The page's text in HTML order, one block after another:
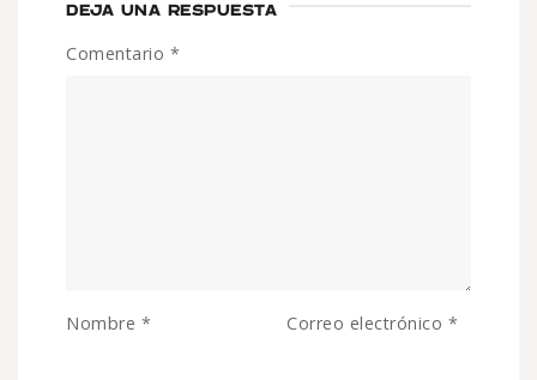
DEJA UNA RESPUESTA
Comentario *
Nombre * Correo electrónico *